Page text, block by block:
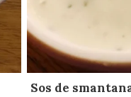
Sos de